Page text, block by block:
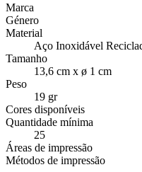
Marca
Género
Material
Aço Inoxidável
Tamanho
13,6 cm x ø 1 cm
Peso
19 gr
Cores disponíveis
Quantidade mínima
25
Áreas de impressão
Métodos de impressão